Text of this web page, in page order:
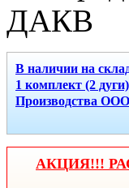
В наличии на
1 комплект (2
Производства
АКЦИЯ!!!